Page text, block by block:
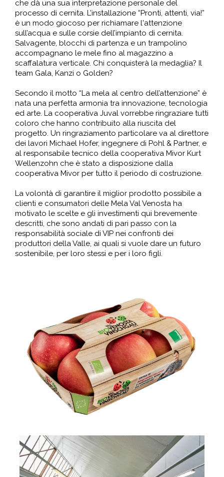
che dà una sua interpretazione personale del
processo di cernita. L’installazione “Pronti, attenti, via!”
è un modo giocoso per richiamare l'attenzione
sull’acqua e sulle corsie dell’impianto di cernita.
Salvagente, blocchi di partenza e un trampolino
accompagnano le mele fino al magazzino a
scaffalatura verticale. Chi conquisterà la medaglia? Il
team Gala, Kanzi o Golden?
Secondo il motto “La mela al centro dell’attenzione” è
nata una perfetta armonia tra innovazione, tecnologia
ed arte. La cooperativa Juval vorrebbe ringraziare tutti
coloro che hanno contribuito alla riuscita del
progetto. Un ringraziamento particolare va al direttore
dei lavori Michael Hofer, ingegnere di Pohl & Partner, e
al responsabile tecnico della cooperativa Mivor Kurt
Wellenzohn che è stato a disposizione dalla
cooperativa Mivor per tutto il periodo di costruzione.
La volontà di garantire il miglior prodotto possibile a
clienti e consumatori delle Mela Val Venosta ha
motivato le scelte e gli investimenti qui brevemente
descritti, che sono andati di pari passo con la
responsabilità sociale di VIP nei confronti dei
produttori della Valle, ai quali si vuole dare un futuro
sostenibile, per loro stessi e per i loro figli.